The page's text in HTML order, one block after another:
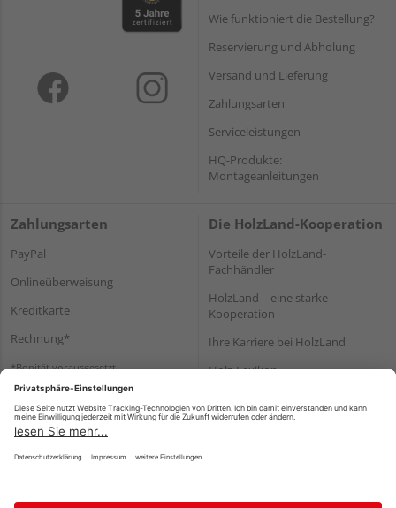
Wie funktioniert die Bestellung?
Reservierung und Abholung
Versand und Lieferung
Zahlungsarten
Serviceleistungen
HQ-Produkte:
Montageanleitungen
Zahlungsarten
PayPal
Onlineüberweisung
Kreditkarte
Rechnung*
*Bonität vorausgesetzt
Die HolzLand-Kooperation
Vorteile der HolzLand-
Fachhändler
HolzLand – eine starke
Kooperation
Ihre Karriere bei HolzLand
Holz-Lexikon
Impressum Datenschutz Nutzungsbedingungen